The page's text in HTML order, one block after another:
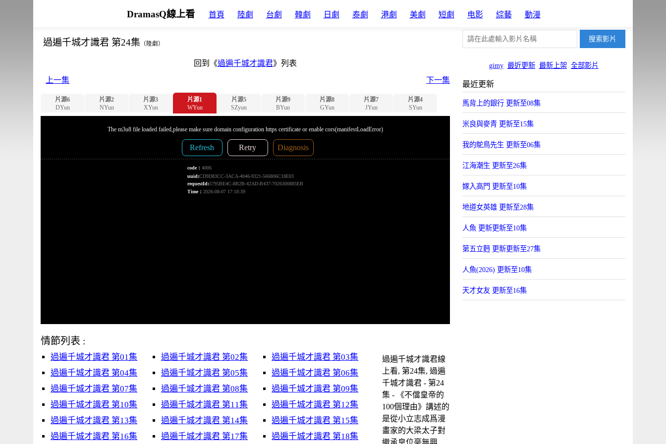
DramasQ線上看 首頁 陸劇 台劇 韓劇 日劇 泰劇 港劇 美劇 短劇 电影 綜藝 動漫
gimy 最近更新 最新上架 全部影片
過遍千城才識君 第24集 （陸劇）
回到《過遍千城才識君》列表
上一集
下一集
片源6
DYun
片源2
NYun
片源3
XYun
片源1
WYun
片源5
SZyun
片源9
BYun
片源8
GYun
片源7
JYun
片源4
SYun
情節列表 :
過遍千城才識君 第01集 過遍千城才識君 第02集
過遍千城才識君 第03集
過遍千城才識君 第04集
過遍千城才識君 第05集
過遍千城才識君 第06集
過遍千城才識君 第07集
過遍千城才識君 第08集
過遍千城才識君 第09集
過遍千城才識君 第10集
過遍千城才識君 第11集
過遍千城才識君 第12集
過遍千城才識君 第13集
過遍千城才識君 第14集
過遍千城才識君 第15集
過遍千城才識君 第16集
過遍千城才識君 第17集 過遍千城才識君 第18集
過遍千城才識君線
上看, 第24集, 過遍
千城才識君 - 第24
集 - 《不儅皇帝的
100個理由》講述的
是從小立志成爲漫
畫家的大梁太子對
繼承皇位毫無興
最近更新
馬背上的銀行 更新至08集
米良與麥青 更新至15集
我的鴕鳥先生 更新至06集
江海潮生 更新至26集
嫁入高門 更新至10集
地道女英雄 更新至28集
人魚 更新更新至10集
第五立麪 更新更新至27集
人魚(2026) 更新至10集
天才女友 更新至16集